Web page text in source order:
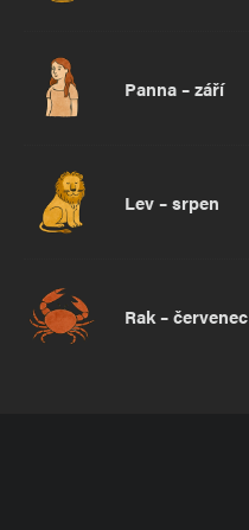
Panna – září
Lev – srpen
Rak – červenec